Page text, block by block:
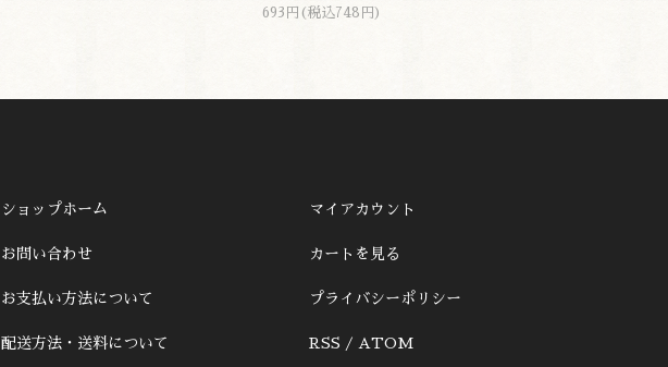
693円(税込748円)
ショップホーム
お問い合わせ
お支払い方法について
配送方法・送料について
マイアカウント
カートを見る
プライバシーポリシー
RSS / ATOM